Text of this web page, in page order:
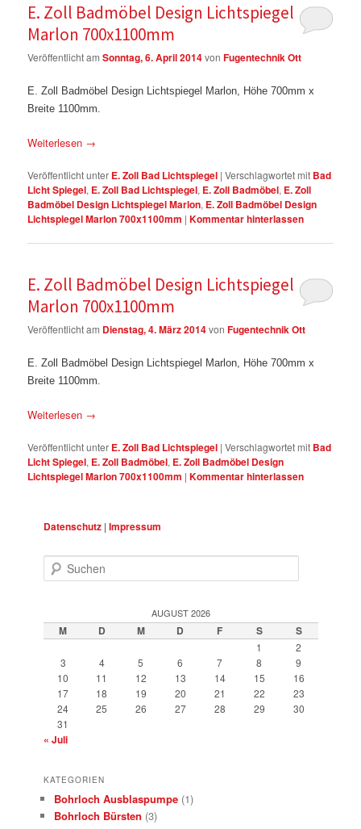
E. Zoll Badmöbel Design Lichtspiegel
Marlon 700x1100mm
Veröffentlicht amSonntag, 6. April 2014vonFugentechnik Ott
E. Zoll Badmöbel Design Lichtspiegel Marlon, Höhe 700mm x
Breite 1100mm.
Weiterlesen →
Veröffentlicht unter E. Zoll Bad Lichtspiegel |Verschlagwortet mit Bad
Licht Spiegel, E. Zoll Bad Lichtspiegel, E. Zoll Badmöbel, E. Zoll
Badmöbel Design Lichtspiegel Marlon, E. Zoll Badmöbel Design
Lichtspiegel Marlon 700x1100mm |Kommentar hinterlassen
E. Zoll Badmöbel Design Lichtspiegel
Marlon 700x1100mm
Veröffentlicht am Dienstag, 4. März 2014vonFugentechnik Ott
E. Zoll Badmöbel Design Lichtspiegel Marlon, Höhe 700mm x
Breite 1100mm.
Weiterlesen →
Veröffentlicht unter E. Zoll Bad Lichtspiegel |Verschlagwortet mit Bad
Licht Spiegel, E. Zoll Badmöbel, E. Zoll Badmöbel Design
Lichtspiegel Marlon 700x1100mm |Kommentar hinterlassen
Datenschutz |Impressum
Suchen
AUGUST 2026
M D M D F S S
1
2
3
4 5 6 7 8
9
10
11 12 13 14 15
16
17
18 19 20 21 22
23
24
25 26 27 28 29
30
31
« Juli
KATEGORIEN
Bohrloch Ausblaspumpe (1)
Bohrloch Bürsten (3)